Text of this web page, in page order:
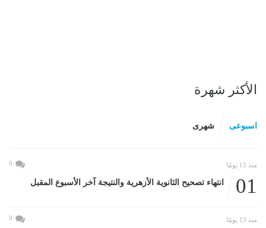
الأكثر شهرة
اسبوعى شهرى
منذ 15 يومًا 0
01 انتهاء تصحيح الثانوية الأزهرية والنتيجة آخر الأسبوع المقبل
منذ 13 يومًا 0